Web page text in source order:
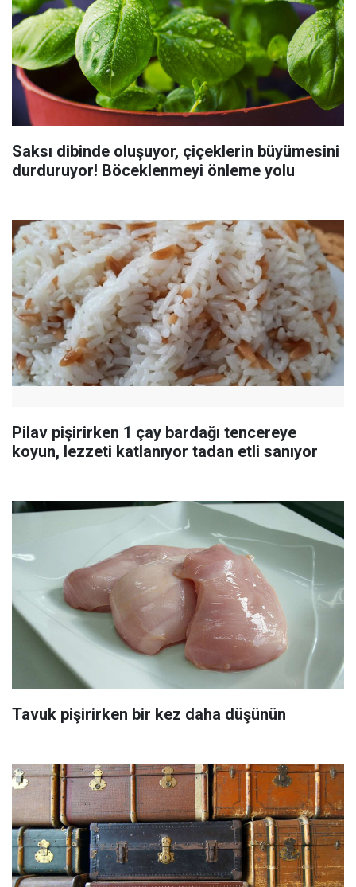
Saksı dibinde oluşuyor, çiçeklerin büyümesini
durduruyor! Böceklenmeyi önleme yolu
Pilav pişirirken 1 çay bardağı tencereye
koyun, lezzeti katlanıyor tadan etli sanıyor
Tavuk pişirirken bir kez daha düşünün